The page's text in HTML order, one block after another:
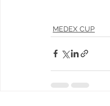
MEDEX CUP